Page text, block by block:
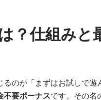
？仕組みと
のが「まずはお試しで
不要ボーナスです。その名